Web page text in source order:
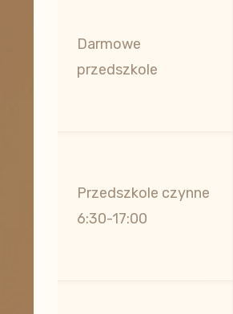
Darmowe
przedszkole
Przedszkole czynne
6:30-17:00